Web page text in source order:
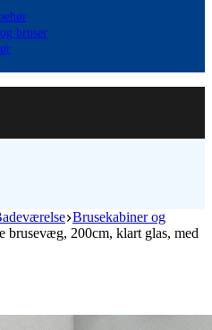
bruser
Brusekabiner og
brusevæg, 200cm, klart glas, med